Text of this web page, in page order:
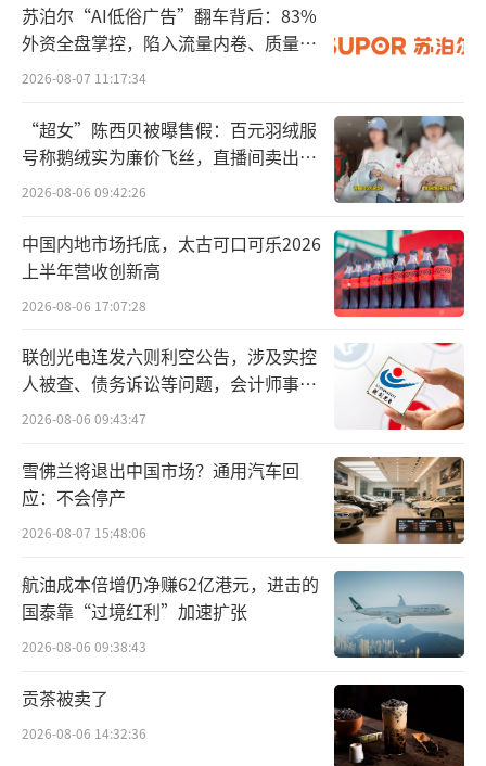
其中，A股上市公司596家，占规上企业比
重仅0.43%，非上市规上企业占比99.57%。这
意味着，上市公司只是行业金字塔顶端的极小
部分，大量中小制造企业以配套、代工、专精
特新形态存在，构成中国制造的底层基座。
总市值约11.5万亿元，呈现典型哑铃型结构。
市值最大TOP10
市值最小TOP10
苏泊尔“AI低俗广告”翻车背后：83%
外资全盘掌控，陷入流量内卷、质量频
发的负循环
2026-08-07 11:17:34
“超女”陈西贝被曝售假：百元羽绒服
号称鹅绒实为廉价飞丝，直播间卖出超
百万元
2026-08-06 09:42:26
中国内地市场托底，太古可口可乐2026
上半年营收创新高
2026-08-06 17:07:28
联创光电连发六则利空公告，涉及实控
人被查、债务诉讼等问题，会计师事务
所曾出具“保留意见”
2026-08-06 09:43:47
雪佛兰将退出中国市场？通用汽车回
应：不会停产
2026-08-07 15:48:06
航油成本倍增仍净赚62亿港元，进击的
国泰靠“过境红利”加速扩张
2026-08-06 09:38:43
贡茶被卖了
2026-08-06 14:32:36